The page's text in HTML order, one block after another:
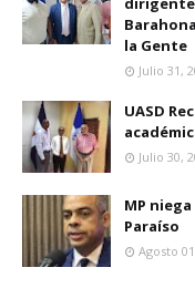
la Gente
Julio 31,
UASD
Julio 30,
MP
Paraíso
Agosto